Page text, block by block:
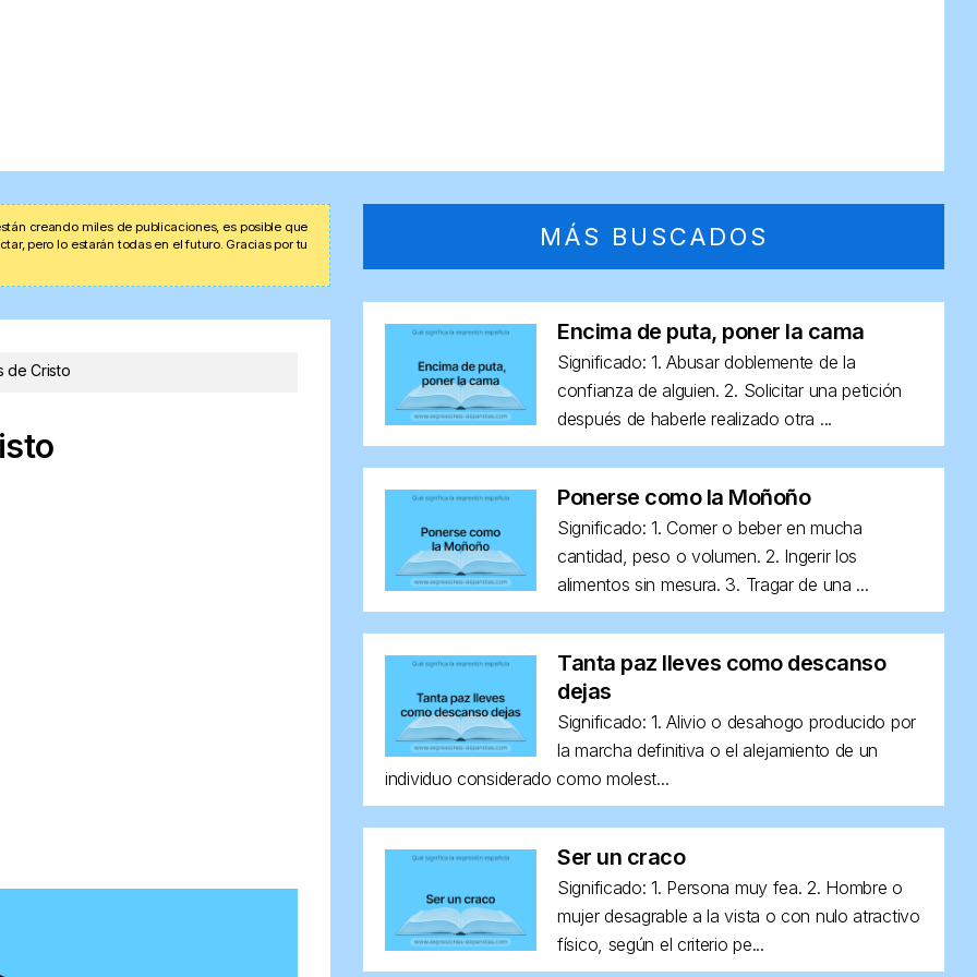
creando miles de publicaciones, es posible que
pero lo estarán todas en el futuro. Gracias por tu
de Cristo
MÁS BUSCADOS
Encima de puta, poner la cama
Significado: 1. Abusar doblemente de la
confianza de alguien. 2. Solicitar una petición
después de haberle realizado otra ...
Ponerse como la Moñoño
Significado: 1. Comer o beber en mucha
cantidad, peso o volumen. 2. Ingerir los
alimentos sin mesura. 3. Tragar de una ...
Tanta paz lleves como descanso
dejas
Significado: 1. Alivio o desahogo producido por
la marcha definitiva o el alejamiento de un
individuo considerado como molest...
Ser un craco
Significado: 1. Persona muy fea. 2. Hombre o
mujer desagrable a la vista o con nulo atractivo
físico, según el criterio pe...